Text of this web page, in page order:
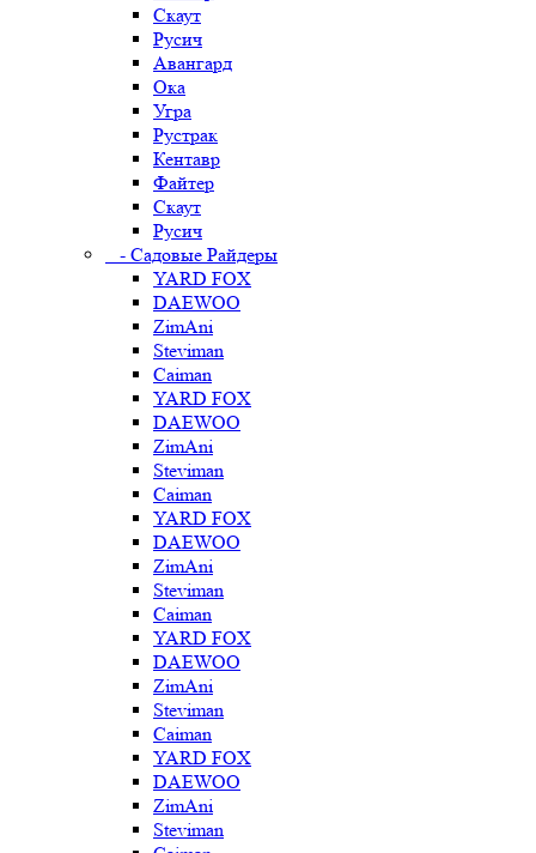
Скаут
Русич
Авангард
Ока
Угра
Рустрак
Кентавр
Файтер
Скаут
Русич
- Садовые Райдеры
YARD FOX
DAEWOO
ZimAni
Steviman
Caiman
YARD FOX
DAEWOO
ZimAni
Steviman
Caiman
YARD FOX
DAEWOO
ZimAni
Steviman
Caiman
YARD FOX
DAEWOO
ZimAni
Steviman
Caiman
YARD FOX
DAEWOO
ZimAni
Steviman